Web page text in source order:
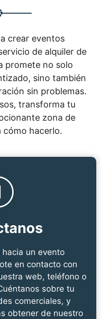
crear eventos
de alquiler de
promete no solo
sino también
sin problemas.
transforma tu
zona de
cómo hacerlo.
hacia un evento
en contacto con
web, teléfono o
sobre tu
comerciales, y
obtener de nuestro